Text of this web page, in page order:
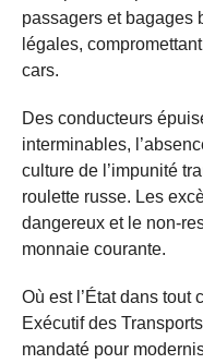
passagers et bagages
légales,
cars.
Des conducteurs
interminables,
culture de l’impunité
roulette russe. Les
dangereux et le non-
monnaie courante.
Où est l’État dans tout
Exécutif des
mandaté pour